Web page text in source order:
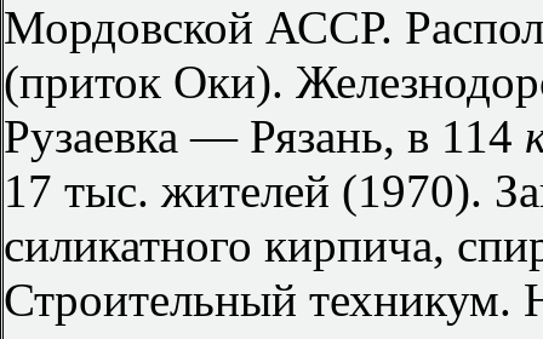
Мордовской АССР.
(приток Оки).
Рузаевка — Рязань, в 114
17 тыс. жителей (1970).
силикатного кирпича,
Строительный техникум.